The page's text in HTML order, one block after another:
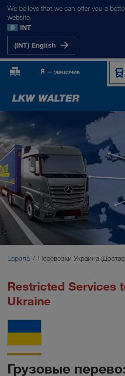
We believe that we can offer you a
website.
INT
(INT) English
Я — заказчик
НАШИ РЫНКИ
Европа
Центральная Азия
Россия
Ближний Восток
Европа Перевозки Украина
Restricted Services
Ukraine
Грузовые